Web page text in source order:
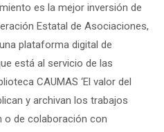
es la mejor inversión de
Estatal de Asociaciones,
plataforma digital de
está al servicio de las
CAUMAS ‘El valor del
y archivan los trabajos
o de colaboración con